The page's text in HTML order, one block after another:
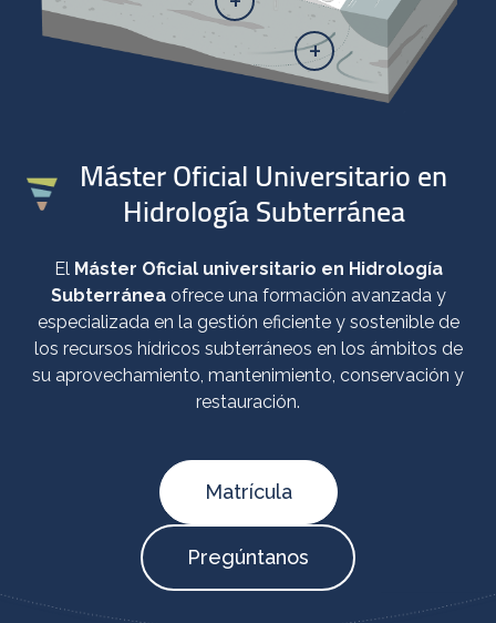
+
Máster Oficial Universitario en
Hidrología Subterránea
El Máster Oficial universitario en Hidrología
Subterráneaofrece una formación avanzada y
especializada en la gestión eficiente y sostenible de
los recursos hídricos subterráneos en los ámbitos de
su aprovechamiento, mantenimiento, conservación y
restauración.
Matrícula
Pregúntanos